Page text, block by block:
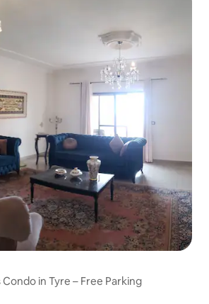
in Tyre – Free Parking